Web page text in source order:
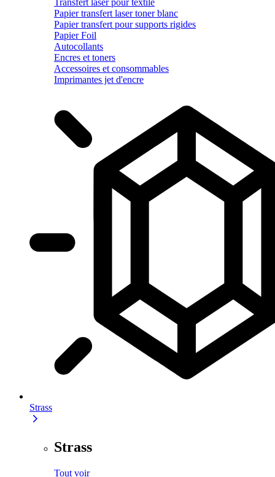
Papier transfert laser toner blanc
Papier transfert pour supports rigides
Papier Foil
Autocollants
Encres et toners
Accessoires et consommables
Imprimantes jet d'encre
Strass
Strass
Tout voir